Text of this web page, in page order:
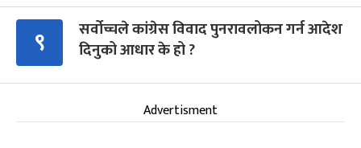
९
सर्वोच्चले कांग्रेस विवाद पुनरावलोकन गर्न आदेश
दिनुको आधार के हो ?
Advertisment